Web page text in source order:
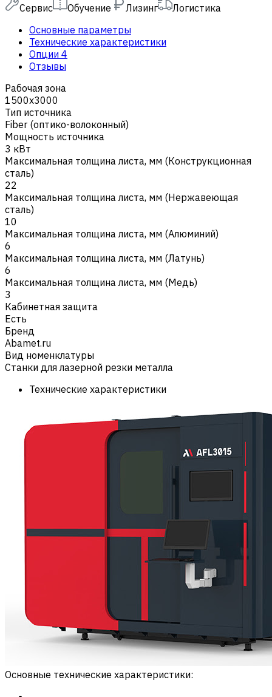
Сервис
Обучение Лизинг
Логистика
Основные параметры
Технические характеристики
Опции 4
Отзывы
Рабочая зона
1500х3000
Тип источника
Fiber (оптико-волоконный)
Мощность источника
3 кВт
Максимальная толщина листа, мм (Конструкционная
cталь)
22
Максимальная толщина листа, мм (Нержавеющая
сталь)
10
Максимальная толщина листа, мм (Алюминий)
6
Максимальная толщина листа, мм (Латунь)
6
Максимальная толщина листа, мм (Медь)
3
Кабинетная защита
Есть
Бренд
Abamet.ru
Вид номенклатуры
Станки для лазерной резки металла
Технические характеристики
Основные технические характеристики: